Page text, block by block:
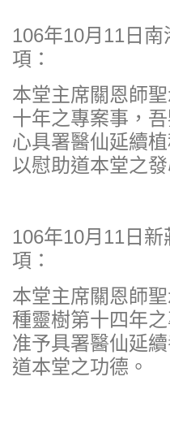
106年10月11日
項：
本堂主席關恩師
十年之專案事，
心具署醫仙延續
以慰助道本堂之發
106年10月11日
項：
本堂主席關恩師
種靈樹第十四年
准予具署醫仙延
道本堂之功德。